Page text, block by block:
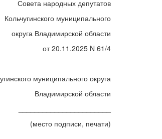
Совета народных депутатов
Кольчугинского муниципального
округа Владимирской области
от 20.11.2025 N 61/4
муниципального округа
Владимирской области
(место подписи, печати)